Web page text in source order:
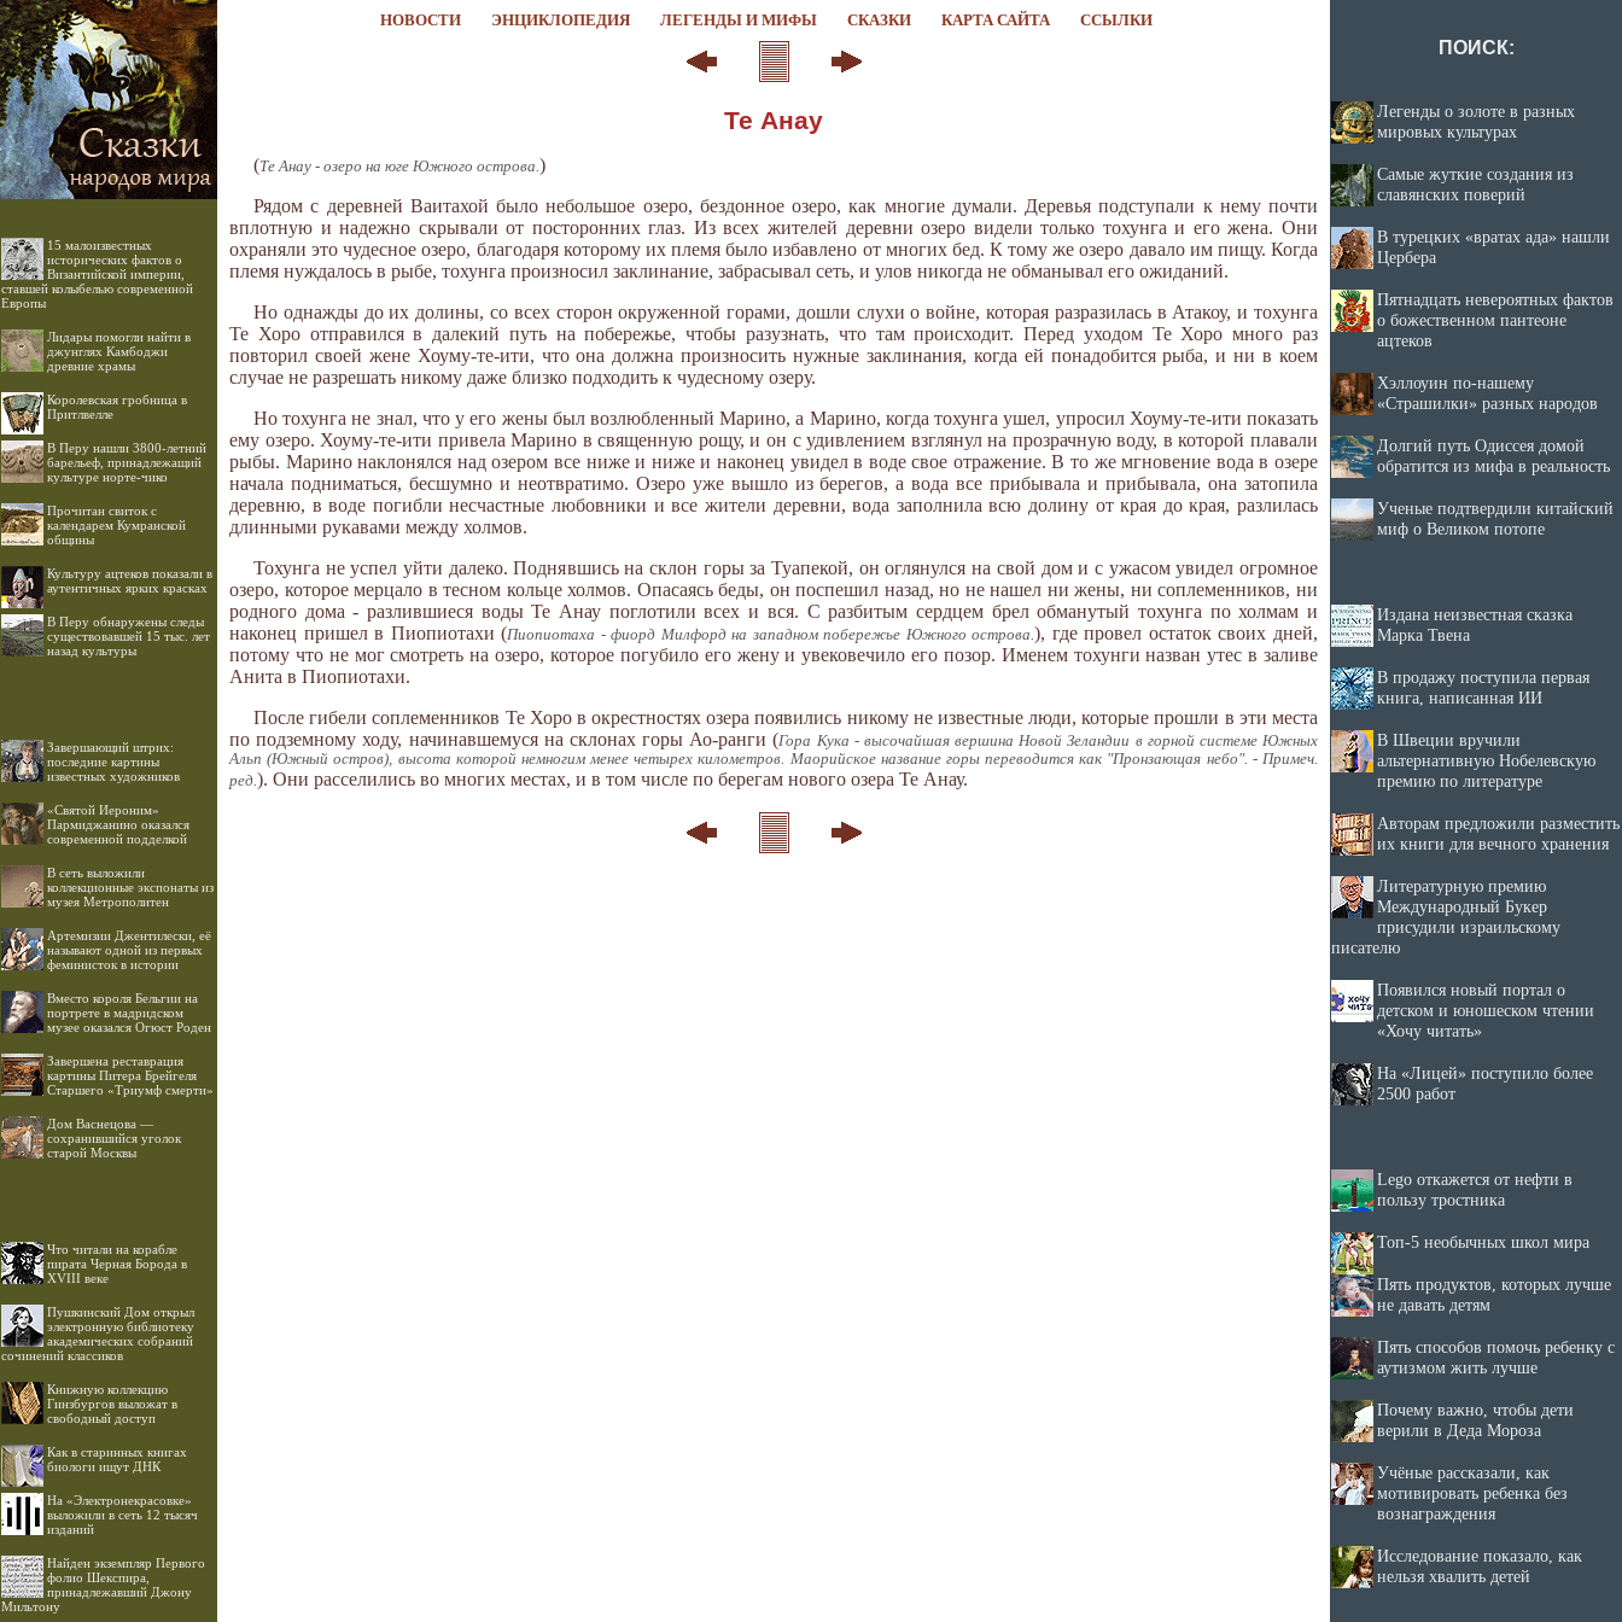
НОВОСТИ ЭНЦИКЛОПЕДИЯ ЛЕГЕНДЫ И МИФЫ СКАЗКИ КАРТА САЙТА ССЫЛКИ
15 малоизвестных
исторических фактов о
Византийской империи,
ставшей колыбелью современной
Европы
Лидары помогли найти в
джунглях Камбоджи
древние храмы
Королевская гробница в
Притлвелле
В Перу нашли 3800-летний
барельеф, принадлежащий
культуре норте-чико
Прочитан свиток с
календарем Кумранской
общины
Культуру ацтеков показали в
аутентичных ярких красках
В Перу обнаружены следы
существовавшей 15 тыс. лет
назад культуры
Завершающий штрих:
последние картины
известных художников
«Святой Иероним»
Пармиджанино оказался
современной подделкой
В сеть выложили
коллекционные экспонаты из
музея Метрополитен
Артемизии Джентилески, её
называют одной из первых
феминисток в истории
Вместо короля Бельгии на
портрете в мадридском
музее оказался Огюст Роден
Завершена реставрация
картины Питера Брейгеля
Старшего «Триумф смерти»
Дом Васнецова —
сохранившийся уголок
старой Москвы
Что читали на корабле
пирата Черная Борода в
XVIII веке
Пушкинский Дом открыл
электронную библиотеку
академических собраний
сочинений классиков
Книжную коллекцию
Гинзбургов выложат в
свободный доступ
Как в старинных книгах
биологи ищут ДНК
На «Электронекрасовке»
выложили в сеть 12 тысяч
изданий
Найден экземпляр Первого
фолио Шекспира,
принадлежавший Джону
Мильтону
Те Анау
(Те Анау - озеро на юге Южного острова.)
Рядом с деревней Ваитахой было небольшое озеро, бездонное озеро, как многие думали. Деревья подступали к нему почти
вплотную и надежно скрывали от посторонних глаз. Из всех жителей деревни озеро видели только тохунга и его жена. Они
охраняли это чудесное озеро, благодаря которому их племя было избавлено от многих бед. К тому же озеро давало им пищу. Когда
племя нуждалось в рыбе, тохунга произносил заклинание, забрасывал сеть, и улов никогда не обманывал его ожиданий.
Но однажды до их долины, со всех сторон окруженной горами, дошли слухи о войне, которая разразилась в Атакоу, и тохунга
Те Хоро отправился в далекий путь на побережье, чтобы разузнать, что там происходит. Перед уходом Те Хоро много раз
повторил своей жене Хоуму-те-ити, что она должна произносить нужные заклинания, когда ей понадобится рыба, и ни в коем
случае не разрешать никому даже близко подходить к чудесному озеру.
Но тохунга не знал, что у его жены был возлюбленный Марино, а Марино, когда тохунга ушел, упросил Хоуму-те-ити показать
ему озеро. Хоуму-те-ити привела Марино в священную рощу, и он с удивлением взглянул на прозрачную воду, в которой плавали
рыбы. Марино наклонялся над озером все ниже и ниже и наконец увидел в воде свое отражение. В то же мгновение вода в озере
начала подниматься, бесшумно и неотвратимо. Озеро уже вышло из берегов, а вода все прибывала и прибывала, она затопила
деревню, в воде погибли несчастные любовники и все жители деревни, вода заполнила всю долину от края до края, разлилась
длинными рукавами между холмов.
Тохунга не успел уйти далеко. Поднявшись на склон горы за Туапекой, он оглянулся на свой дом и с ужасом увидел огромное
озеро, которое мерцало в тесном кольце холмов. Опасаясь беды, он поспешил назад, но не нашел ни жены, ни соплеменников, ни
родного дома - разлившиеся воды Те Анау поглотили всех и вся. С разбитым сердцем брел обманутый тохунга по холмам и
наконец пришел в Пиопиотахи (Пиопиотаха - фиорд Милфорд на западном побережье Южного острова.), где провел остаток своих дней,
потому что не мог смотреть на озеро, которое погубило его жену и увековечило его позор. Именем тохунги назван утес в заливе
Анита в Пиопиотахи.
После гибели соплеменников Те Хоро в окрестностях озера появились никому не известные люди, которые прошли в эти места
по подземному ходу, начинавшемуся на склонах горы Ао-ранги (Гора Кука - высочайшая вершина Новой Зеландии в горной системе Южных
Альп (Южный остров), высота которой немногим менее четырех километров. Маорийское название горы переводится как "Пронзающая небо". - Примеч.
ред.). Они расселились во многих местах, и в том числе по берегам нового озера Те Анау.
ПОИСК:
Легенды о золоте в разных
мировых культурах
Самые жуткие создания из
славянских поверий
В турецких «вратах ада» нашли
Цербера
Пятнадцать невероятных фактов
о божественном пантеоне
ацтеков
Хэллоуин по-нашему
«Страшилки» разных народов
Долгий путь Одиссея домой
обратится из мифа в реальность
Ученые подтвердили китайский
миф о Великом потопе
Издана неизвестная сказка
Марка Твена
В продажу поступила первая
книга, написанная ИИ
В Швеции вручили
альтернативную Нобелевскую
премию по литературе
Авторам предложили разместить
их книги для вечного хранения
Литературную премию
Международный Букер
присудили израильскому
писателю
Появился новый портал о
детском и юношеском чтении
«Хочу читать»
На «Лицей» поступило более
2500 работ
Lego откажется от нефти в
пользу тростника
Топ-5 необычных школ мира
Пять продуктов, которых лучше
не давать детям
Пять способов помочь ребенку с
аутизмом жить лучше
Почему важно, чтобы дети
верили в Деда Мороза
Учёные рассказали, как
мотивировать ребенка без
вознаграждения
Исследование показало, как
нельзя хвалить детей